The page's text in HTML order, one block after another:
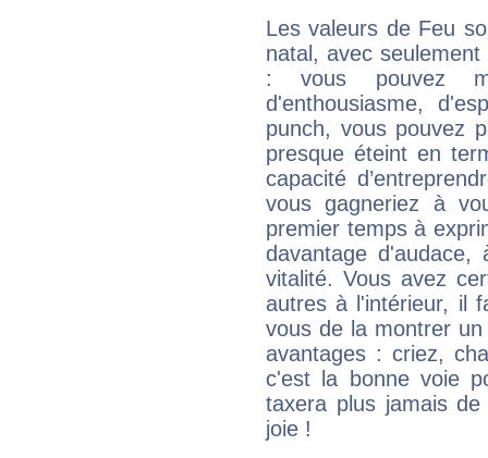
Les valeurs de Feu
natal, avec
: vous pouvez
d'enthousiasme,
punch, vous pouvez
presque éteint en
capacité
vous gagneriez à
premier temps à
davantage
vitalité. Vous avez
autres à l'intérieur, il
vous de la montrer
avantages : criez,
c'est la bonne voie
taxera plus jamais
joie !